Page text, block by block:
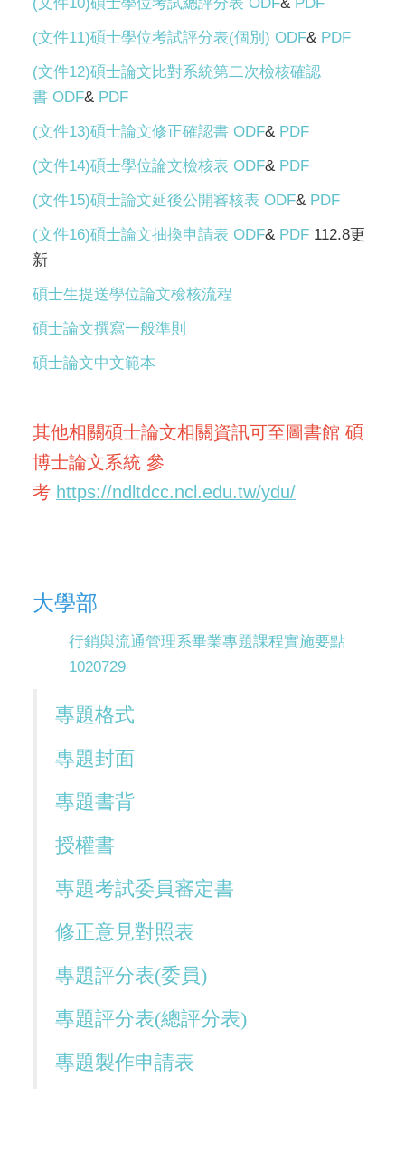
(文件11)碩士學位考試評分表(個別) ODF& PDF
(文件12)碩士論文比對系統第二次檢核確認
書 ODF& PDF
(文件13)碩士論文修正確認書 ODF& PDF
(文件14)碩士學位論文檢核表 ODF& PDF
(文件15)碩士論文延後公開審核表 ODF& PDF
(文件16)碩士論文抽換申請表 ODF& PDF 112.8更
新
碩士生提送學位論文檢核流程
碩士論文撰寫一般準則
碩士論文中文範本
其他相關碩士論文相關資訊可至圖書館 碩
博士論文系統 參
考 https://ndltdcc.ncl.edu.tw/ydu/
大學部
行銷與流通管理系畢業專題課程實施要點
1020729
專題格式
專題封面
專題書背
授權書
專題考試委員審定書
修正意見對照表
專題評分表(委員)
專題評分表(總評分表)
專題製作申請表